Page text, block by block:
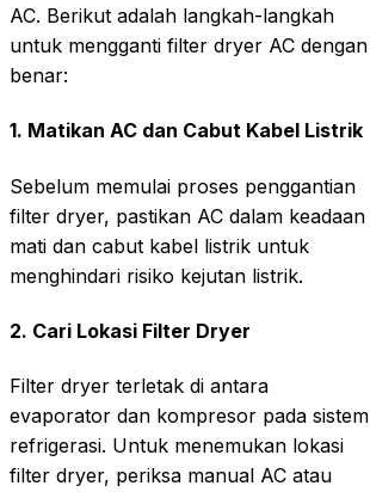
AC. Berikut adalah langkah-langkah
untuk mengganti filter dryer AC dengan
benar:
1. Matikan AC dan Cabut Kabel Listrik
Sebelum memulai proses penggantian
filter dryer, pastikan AC dalam keadaan
mati dan cabut kabel listrik untuk
menghindari risiko kejutan listrik.
2. Cari Lokasi Filter Dryer
Filter dryer terletak di antara
evaporator dan kompresor pada sistem
refrigerasi. Untuk menemukan lokasi
filter dryer, periksa manual AC atau